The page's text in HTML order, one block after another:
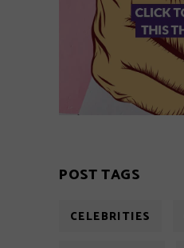
POST TAGS
CELEBRITIES